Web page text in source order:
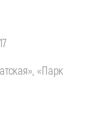
«Парк